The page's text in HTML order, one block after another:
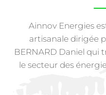
Ainnov Energies
artisanale dirigée
BERNARD Daniel qui
le secteur des